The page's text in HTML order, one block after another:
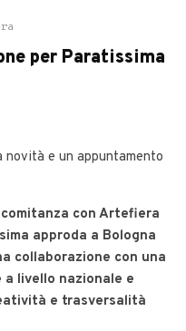
per Paratissima
novità e un appuntamento
con Artefiera
approda a Bologna
collaborazione con una
livello nazionale e
e trasversalità